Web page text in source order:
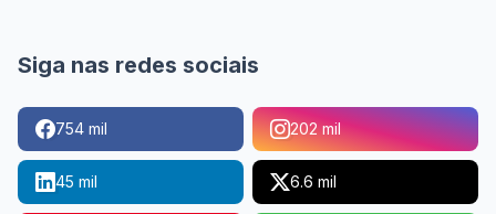
Siga nas redes sociais
754 mil 202 mil
45 mil 6.6 mil